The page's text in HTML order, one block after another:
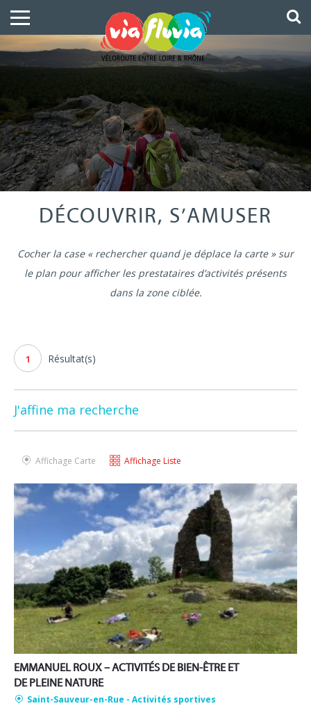
DÉCOUVRIR, S’AMUSER
Cocher la case « rechercher quand je déplace la carte » sur
le plan pour afficher les prestataires d’activités présents
dans la zone ciblée.
1 Résultat(s)
J'affine ma recherche
Affichage Carte Affichage Liste
EMMANUEL ROUX – ACTIVITÉS DE BIEN-ÊTRE ET
DE PLEINE NATURE
Saint-Sauveur-en-Rue - Activités sportives